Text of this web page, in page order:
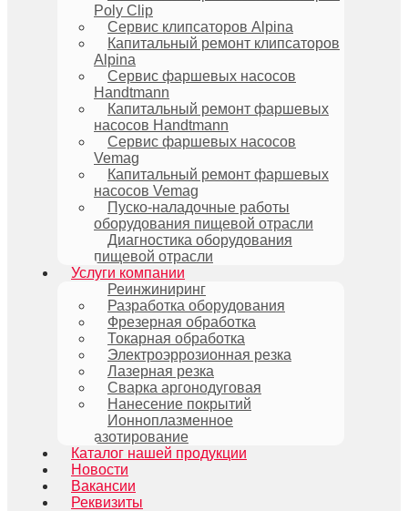
Poly Clip
Сервис клипсаторов Alpina
Капитальный ремонт клипсаторов
Alpina
Сервис фаршевых насосов
Handtmann
Капитальный ремонт фаршевых
насосов Handtmann
Сервис фаршевых насосов
Vemag
Капитальный ремонт фаршевых
насосов Vemag
Пуско-наладочные работы
оборудования пищевой отрасли
Диагностика оборудования
пищевой отрасли
Услуги компании
Реинжиниринг
Разработка оборудования
Фрезерная обработка
Токарная обработка
Электроэррозионная резка
Лазерная резка
Сварка аргонодуговая
Нанесение покрытий
Ионноплазменное
азотирование
Каталог нашей продукции
Новости
Вакансии
Реквизиты